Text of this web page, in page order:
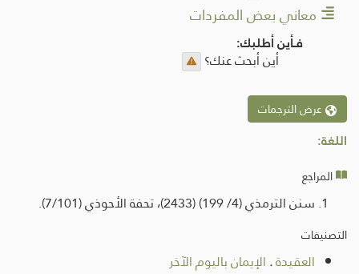
معاني بعض المفردات
فـأين أطلبك:
أين أبحث عنك؟
عرض الترجمات
اللغة:
المراجع
سنن الترمذي (4/ 199) (2433)، تحفة الأحوذي (7/101).
التصنيفات
العقيدة. الإيمان باليوم الآخر